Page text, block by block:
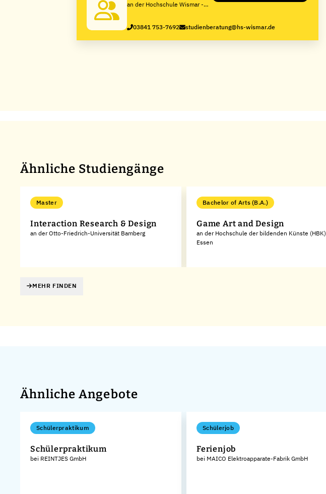
an der Hochschule Wismar -
Sciences: Technology,
Business and Design
03841 753-7692 studienberatung@hs-wismar.de
Ähnliche Studiengänge
Master
Interaction Research & Design
an der Otto-Friedrich-Universität Bamberg
Bachelor of Arts (B.A.)
Game Art and Design
an der Hochschule der bildenden Künste (HBK)
Essen
MEHR FINDEN
Ähnliche Angebote
Schülerpraktikum
Schülerpraktikum
bei REINTJES GmbH
Schülerjob
Ferienjob
bei MAICO Elektroapparate-Fabrik GmbH